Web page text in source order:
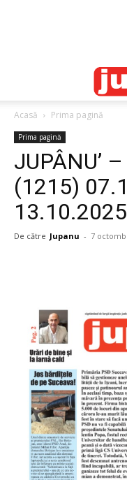
Acasă Prima pagină
Prima pagină
JUPÂNU’
(1215)
13.10.2025
De către Jupanu - 7